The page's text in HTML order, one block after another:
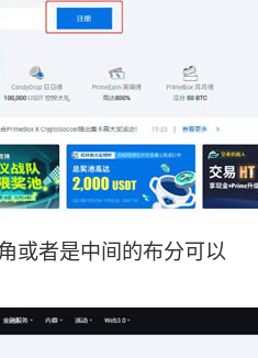
或者是中间的布分可以